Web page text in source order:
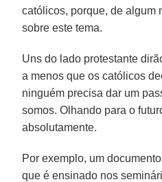
católicos, porque, de algum
sobre este tema.
Uns do lado protestante
a menos que os católicos
ninguém precisa dar um
somos. Olhando para o
absolutamente.
Por exemplo, um
que é ensinado nos